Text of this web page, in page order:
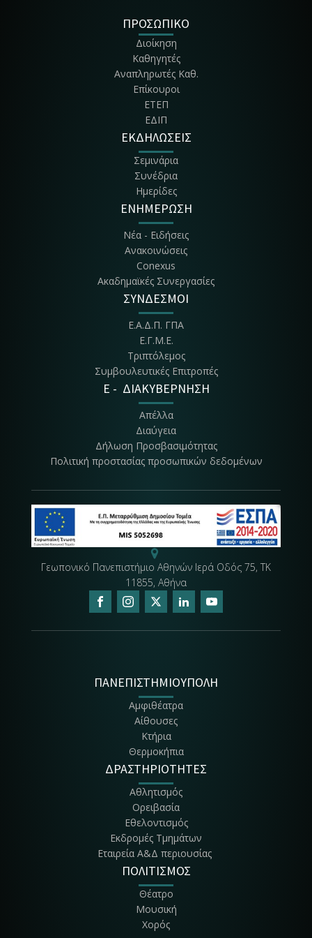
Τμήμα Διοίκησης Συστημάτων Εφοδια-σμού
Τμήμα Διοίκησης, Οικονομίας & Επικοι-νωνίας Πολιτιστικών &
Τουριστικών Μονά-δων - ΔΟΕΠΤΜ
ΠΡΟΣΩΠΙΚΟ
Διοίκηση
Καθηγητές
Αναπληρωτές Καθ.
Επίκουροι
ΕΤΕΠ
ΕΔΙΠ
ΕΚΔΗΛΩΣΕΙΣ
Σεμινάρια
Συνέδρια
Ημερίδες
ΕΝΗΜΕΡΩΣΗ
Νέα - Ειδήσεις
Ανακοινώσεις
Conexus
Ακαδημαϊκές Συνεργασίες
ΣΥΝΔΕΣΜΟΙ
Ε.Α.Δ.Π. ΓΠΑ
Ε.Γ.Μ.Ε.
Τριπτόλεμος
Συμβουλευτικές Επιτροπές
E - ΔΙΑΚΥΒΕΡΝΗΣΗ
Απέλλα
Διαύγεια
Δήλωση Προσβασιμότητας
Πολιτική προστασίας προσωπικών δεδομένων
Γεωπονικό Πανεπιστήμιο Αθηνών Ιερά Οδός 75, ΤΚ
11855, Αθήνα
ΠΑΝΕΠΙΣΤΗΜΙΟΥΠΟΛΗ
Αμφιθέατρα
Αίθουσες
Κτήρια
Θερμοκήπια
ΔΡΑΣΤΗΡΙΟΤΗΤΕΣ
Αθλητισμός
Ορειβασία
Εθελοντισμός
Εκδρομές Τμημάτων
Εταιρεία Α&Δ περιουσίας
ΠΟΛΙΤΙΣΜΟΣ
Θέατρο
Μουσική
Χορός